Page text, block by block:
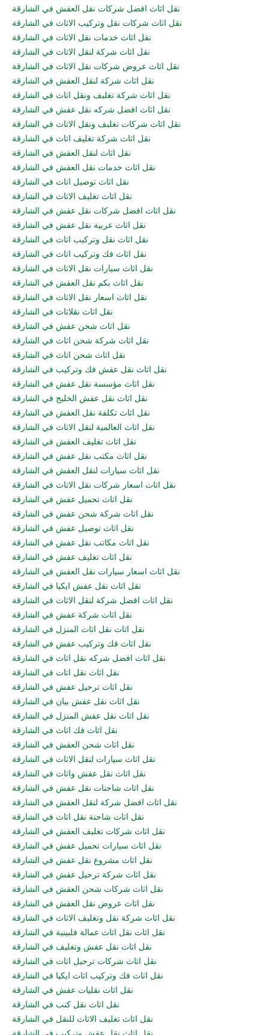
نقل اثاث افضل شركات نقل العفش في الشارقة
نقل اثاث شركات نقل وتركيب الاثاث في الشارقة
نقل اثاث خدمات نقل الاثاث في الشارقة
نقل اثاث شركة لنقل الاثاث في الشارقة
نقل اثاث عروض شركات نقل الاثاث في الشارقة
نقل اثاث شركة لنقل العفش في الشارقة
نقل اثاث شركة تغليف ونقل اثاث في الشارقة
نقل اثاث افضل شركه نقل عفش في الشارقة
نقل اثاث شركات تغليف ونقل الاثاث في الشارقة
نقل اثاث شركة تغليف اثاث في الشارقة
نقل اثاث لنقل العفش في الشارقة
نقل اثاث خدمات نقل العفش في الشارقة
نقل اثاث توصيل اثاث في الشارقة
نقل اثاث تغليف الاثاث في الشارقة
نقل اثاث افضل شركات نقل عفش في الشارقة
نقل اثاث عربية نقل عفش في الشارقة
نقل اثاث نقل وتركيب اثاث في الشارقة
نقل اثاث فك وتركيب اثاث في الشارقة
نقل اثاث سيارات نقل الاثاث في الشارقة
نقل اثاث بكم نقل العفش في الشارقة
نقل اثاث اسعار نقل الاثاث في الشارقة
نقل اثاث نقلاثاث في الشارقة
نقل اثاث شحن عفش في الشارقة
نقل اثاث شركة شحن اثاث في الشارقة
نقل اثاث شحن اثاث في الشارقة
نقل اثاث نقل عفش فك وتركيب في الشارقة
نقل اثاث مؤسسة نقل عفش في الشارقة
نقل اثاث نقل عفش الخليج في الشارقة
نقل اثاث تكلفة نقل العفش في الشارقة
نقل اثاث العالمية لنقل الاثاث في الشارقة
نقل اثاث تغليف العفش في الشارقة
نقل اثاث مكتب نقل عفش في الشارقة
نقل اثاث سيارات لنقل العفش في الشارقة
نقل اثاث اسعار شركات نقل الاثاث في الشارقة
نقل اثاث تحميل عفش في الشارقة
نقل اثاث شركة شحن عفش في الشارقة
نقل اثاث توصيل عفش في الشارقة
نقل اثاث مكاتب نقل عفش في الشارقة
نقل اثاث تغليف عفش في الشارقة
نقل اثاث اسعار سيارات نقل العفش في الشارقة
نقل اثاث نقل عفش ايكيا في الشارقة
نقل اثاث افضل شركة لنقل الاثاث في الشارقة
نقل اثاث شركة عفش في الشارقة
نقل اثاث نقل اثاث المنزل في الشارقة
نقل اثاث فك وتركيب عفش في الشارقة
نقل اثاث افضل شركه نقل اثاث في الشارقة
نقل اثاث نقل اتات في الشارقة
نقل اثاث ترحيل عفش في الشارقة
نقل اثاث نقل عفش بيان في الشارقة
نقل اثاث نقل عفش المنزل في الشارقة
نقل اثاث فك اثاث في الشارقة
نقل اثاث شحن العفش في الشارقة
نقل اثاث سيارات لنقل الاثاث في الشارقة
نقل اثاث نقل عفش واثاث في الشارقة
نقل اثاث شاحنات نقل عفش في الشارقة
نقل اثاث افضل شركة لنقل العفش في الشارقة
نقل اثاث شاحنة نقل اثاث في الشارقة
نقل اثاث شركات تغليف العفش في الشارقة
نقل اثاث سيارات تحميل عفش في الشارقة
نقل اثاث مشروع نقل عفش في الشارقة
نقل اثاث شركة ترحيل عفش في الشارقة
نقل اثاث شركات شحن العفش في الشارقة
نقل اثاث عروض نقل العفش في الشارقة
نقل اثاث شركة نقل وتغليف الاثاث في الشارقة
نقل اثاث نقل اثاث عمالة فلبينية في الشارقة
نقل اثاث نقل عفش وتغليف في الشارقة
نقل اثاث شركات ترحيل اثاث في الشارقة
نقل اثاث فك وتركيب اثاث ايكيا في الشارقة
نقل اثاث نقليات عفش في الشارقة
نقل اثاث نقل كنب في الشارقة
نقل اثاث تغليف الاثاث للنقل في الشارقة